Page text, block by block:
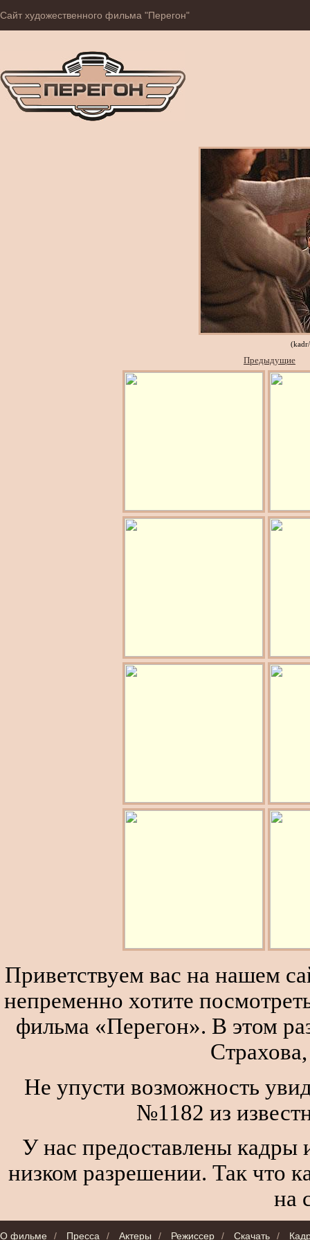
Сайт художественного фильма "Перегон"
Предыдущие
Приветствуем вас на нашем
непременно хотите
фильма «Перегон». В этом
Не упусти возможность
№1182 из
У нас предоставлены кадры
низком разрешении. Так что
на
О фильме / Пресса / Актеры / Режиссер / Скачать /